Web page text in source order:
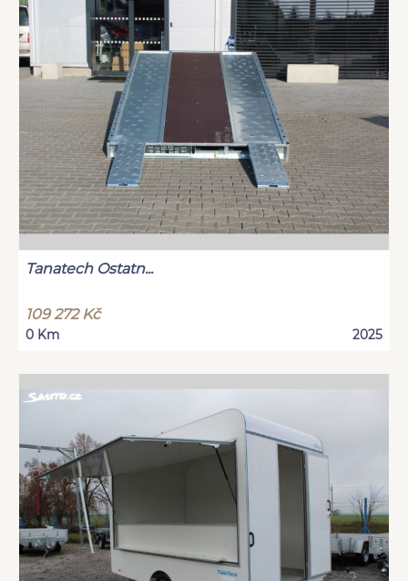
Tanatech Ostatn...
109 272 Kč
0 Km 2025